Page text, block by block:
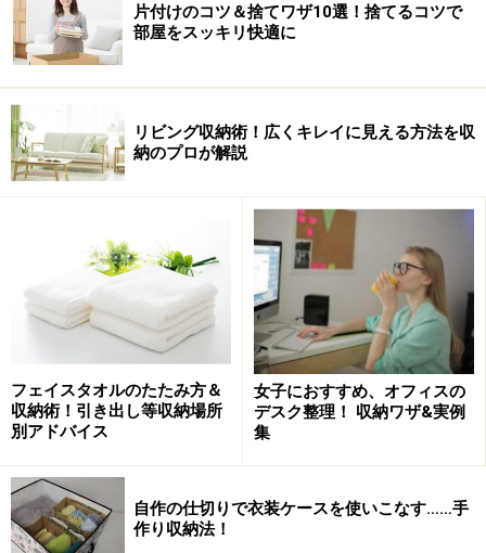
片付けのコツ＆捨てワザ10選！捨てるコツで
部屋をスッキリ快適に
リビング収納術！広くキレイに見える方法を収
納のプロが解説
フェイスタオルのたたみ方＆
収納術！引き出し等収納場所
別アドバイス
女子におすすめ、オフィスの
デスク整理！ 収納ワザ&実例
集
自作の仕切りで衣装ケースを使いこなす……手
作り収納法！